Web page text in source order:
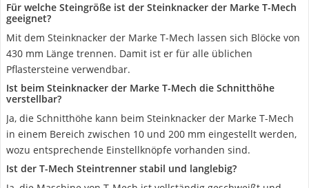
Für welche Steingröße ist der Steinknacker der Marke T-Mech
geeignet?
Mit dem Steinknacker der Marke T-Mech lassen sich Blöcke von
430 mm Länge trennen. Damit ist er für alle üblichen
Pflastersteine verwendbar.
Ist beim Steinknacker der Marke T-Mech die Schnitthöhe
verstellbar?
Ja, die Schnitthöhe kann beim Steinknacker der Marke T-Mech
in einem Bereich zwischen 10 und 200 mm eingestellt werden,
wozu entsprechende Einstellknöpfe vorhanden sind.
Ist der T-Mech Steintrenner stabil und langlebig?